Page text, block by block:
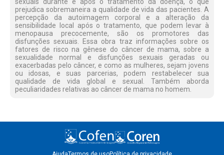
prejudica sobremaneira a qualidade de vida das pacientes. A
percepção da autoimagem corporal e a alteração da
sensibilidade local após o tratamento, que podem levar à
menopausa precocemente, são os promotores das
disfunções sexuais. Essa obra traz informações sobre os
fatores de risco na gênese do câncer de mama, sobre a
sexualidade normal e disfunções sexuais geradas ou
exacerbadas pelo câncer, e como as mulheres, sejam jovens
ou idosas, e suas parcerias, podem restabelecer sua
qualidade de vida global e sexual. Também aborda
peculiaridades relativas ao câncer de mama no homem.